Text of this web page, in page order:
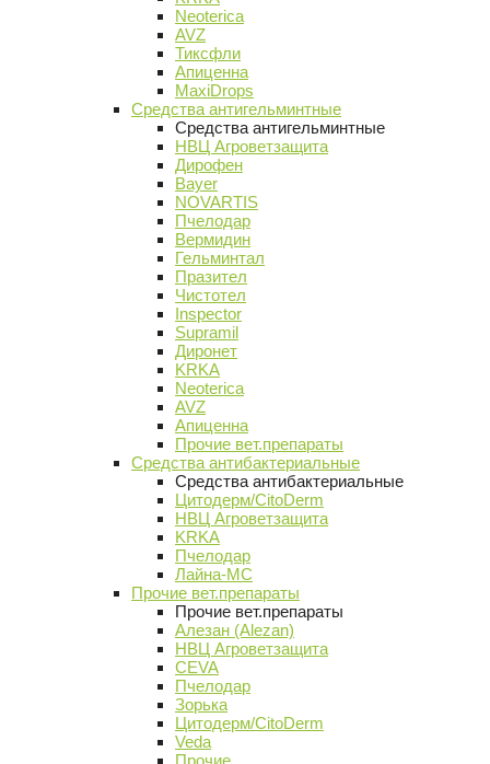
Neoterica
AVZ
Тиксфли
Апиценна
MaxiDrops
Средства антигельминтные
Средства антигельминтные
НВЦ Агроветзащита
Дирофен
Bayer
NOVARTIS
Пчелодар
Вермидин
Гельминтал
Празител
Чистотел
Inspector
Supramil
Диронет
KRKA
Neoterica
AVZ
Апиценна
Прочие вет.препараты
Средства антибактериальные
Средства антибактериальные
Цитодерм/CitoDerm
НВЦ Агроветзащита
KRKA
Пчелодар
Лайна-МС
Прочие вет.препараты
Прочие вет.препараты
Алезан (Alezan)
НВЦ Агроветзащита
CEVA
Пчелодар
Зорька
Цитодерм/CitoDerm
Veda
Прочие